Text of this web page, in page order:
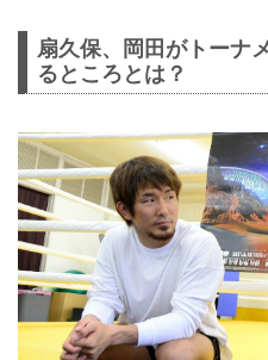
扇久保、岡田がトーナ
るところとは？